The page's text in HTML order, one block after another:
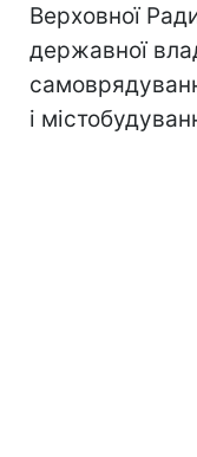
Верховної
державної
і